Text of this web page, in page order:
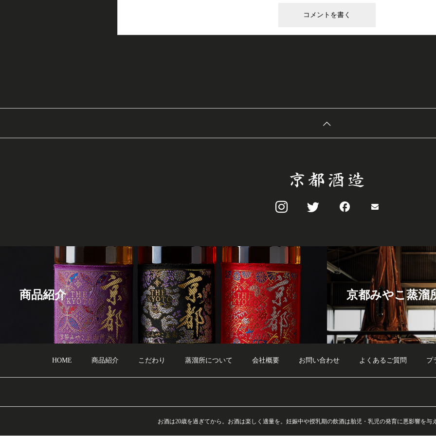
商品紹介 京都みやこ蒸溜
HOME 商品紹介 こだわり 蒸溜所について 会社概要 お問い合わせ よくあるご質問 プ
お酒は20歳を過ぎてから。お酒は楽しく適量を。妊娠中や授乳期の飲酒は胎児・乳児の発育に悪影響を与